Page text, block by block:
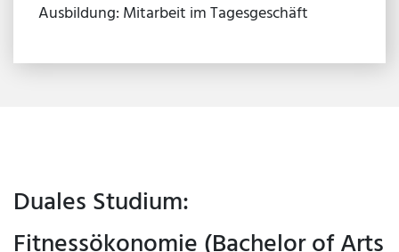
Ausbildung: Mitarbeit im Tagesgeschäft
Duales Studium:
Fitnessökonomie (Bachelor of Arts